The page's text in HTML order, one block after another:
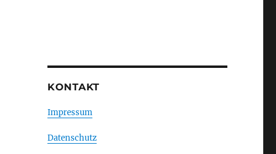
KONTAKT
Impressum
Datenschutz